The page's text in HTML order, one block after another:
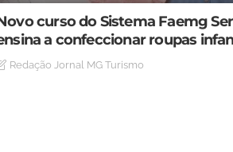
curso do Sistema Faemg
a confeccionar roupas
Redação Jornal MG Turismo